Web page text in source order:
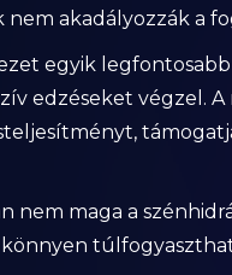
nem akadályozzák a
egyik
edzéseket végzel.
nem maga a